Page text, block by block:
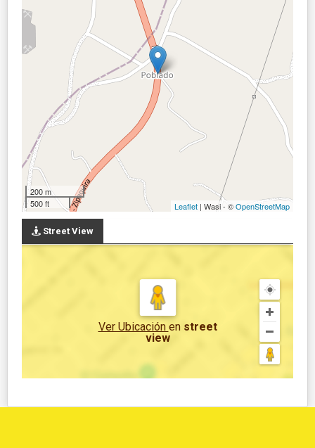
200 m
500 ft
Leaflet | Wasi - ©OpenStreetMap
Street View
Ver Ubicación en street
view